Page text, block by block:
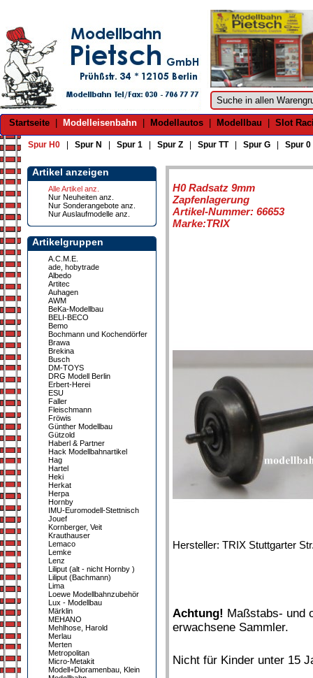
Startseite Modelleisenbahn Modellautos Modellbau Slot
Spur H0 Spur N Spur 1 Spur Z Spur TT| Spur G Spur 0
Artikel anzeigen
Alle Artikel anz.
Nur Neuheiten anz.
Nur Sonderangebote anz.
Nur Auslaufmodelle anz.
Artikelgruppen
A.C.M.E.
ade, hobytrade
Albedo
Artitec
Auhagen
AWM
BeKa-Modellbau
BELI-BECO
Bemo
Bochmann und Kochendörfer
Brawa
Brekina
Busch
DM-TOYS
DRG Modell Berlin
Erbert-Herei
ESU
Faller
Fleischmann
Fröwis
Günther Modellbau
Gützold
Haberl & Partner
Hack Modellbahnartikel
Hag
Hartel
Heki
Herkat
Herpa
Hornby
IMU-Euromodell-Stettnisch
Jouef
Kornberger, Veit
Krauthauser
Lemaco
Lemke
Lenz
Liliput (alt - nicht Hornby )
Liliput (Bachmann)
Lima
Loewe Modellbahnzubehör
Lux - Modellbau
Märklin
MEHANO
Mehlhose, Harold
Merlau
Merten
Metropolitan
Micro-Metakit
Modell+Dioramenbau, Klein
H0 Radsatz 9mm
Zapfenlagerung
Artikel-Nummer: 66653
Marke:TRIX
Hersteller: TRIX Stuttgarter
Achtung! Maßstabs- und
erwachsene Sammler.
Nicht für Kinder unter 15